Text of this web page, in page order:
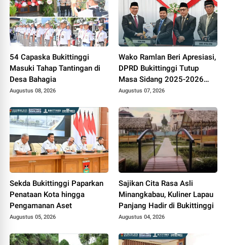
54 Capaska Bukittinggi
Masuki Tahap Tantingan di
Desa Bahagia
Augustus 08, 2026
Wako Ramlan Beri Apresiasi,
DPRD Bukittinggi Tutup
Masa Sidang 2025-2026
dan Buka Masa Sidang
Augustus 07, 2026
Sekda Bukittinggi Paparkan
Penataan Kota hingga
Pengamanan Aset
Augustus 05, 2026
Sajikan Cita Rasa Asli
Minangkabau, Kuliner Lapau
Panjang Hadir di Bukittinggi
Augustus 04, 2026